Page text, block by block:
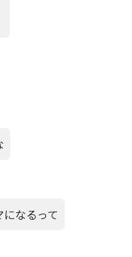
なるって